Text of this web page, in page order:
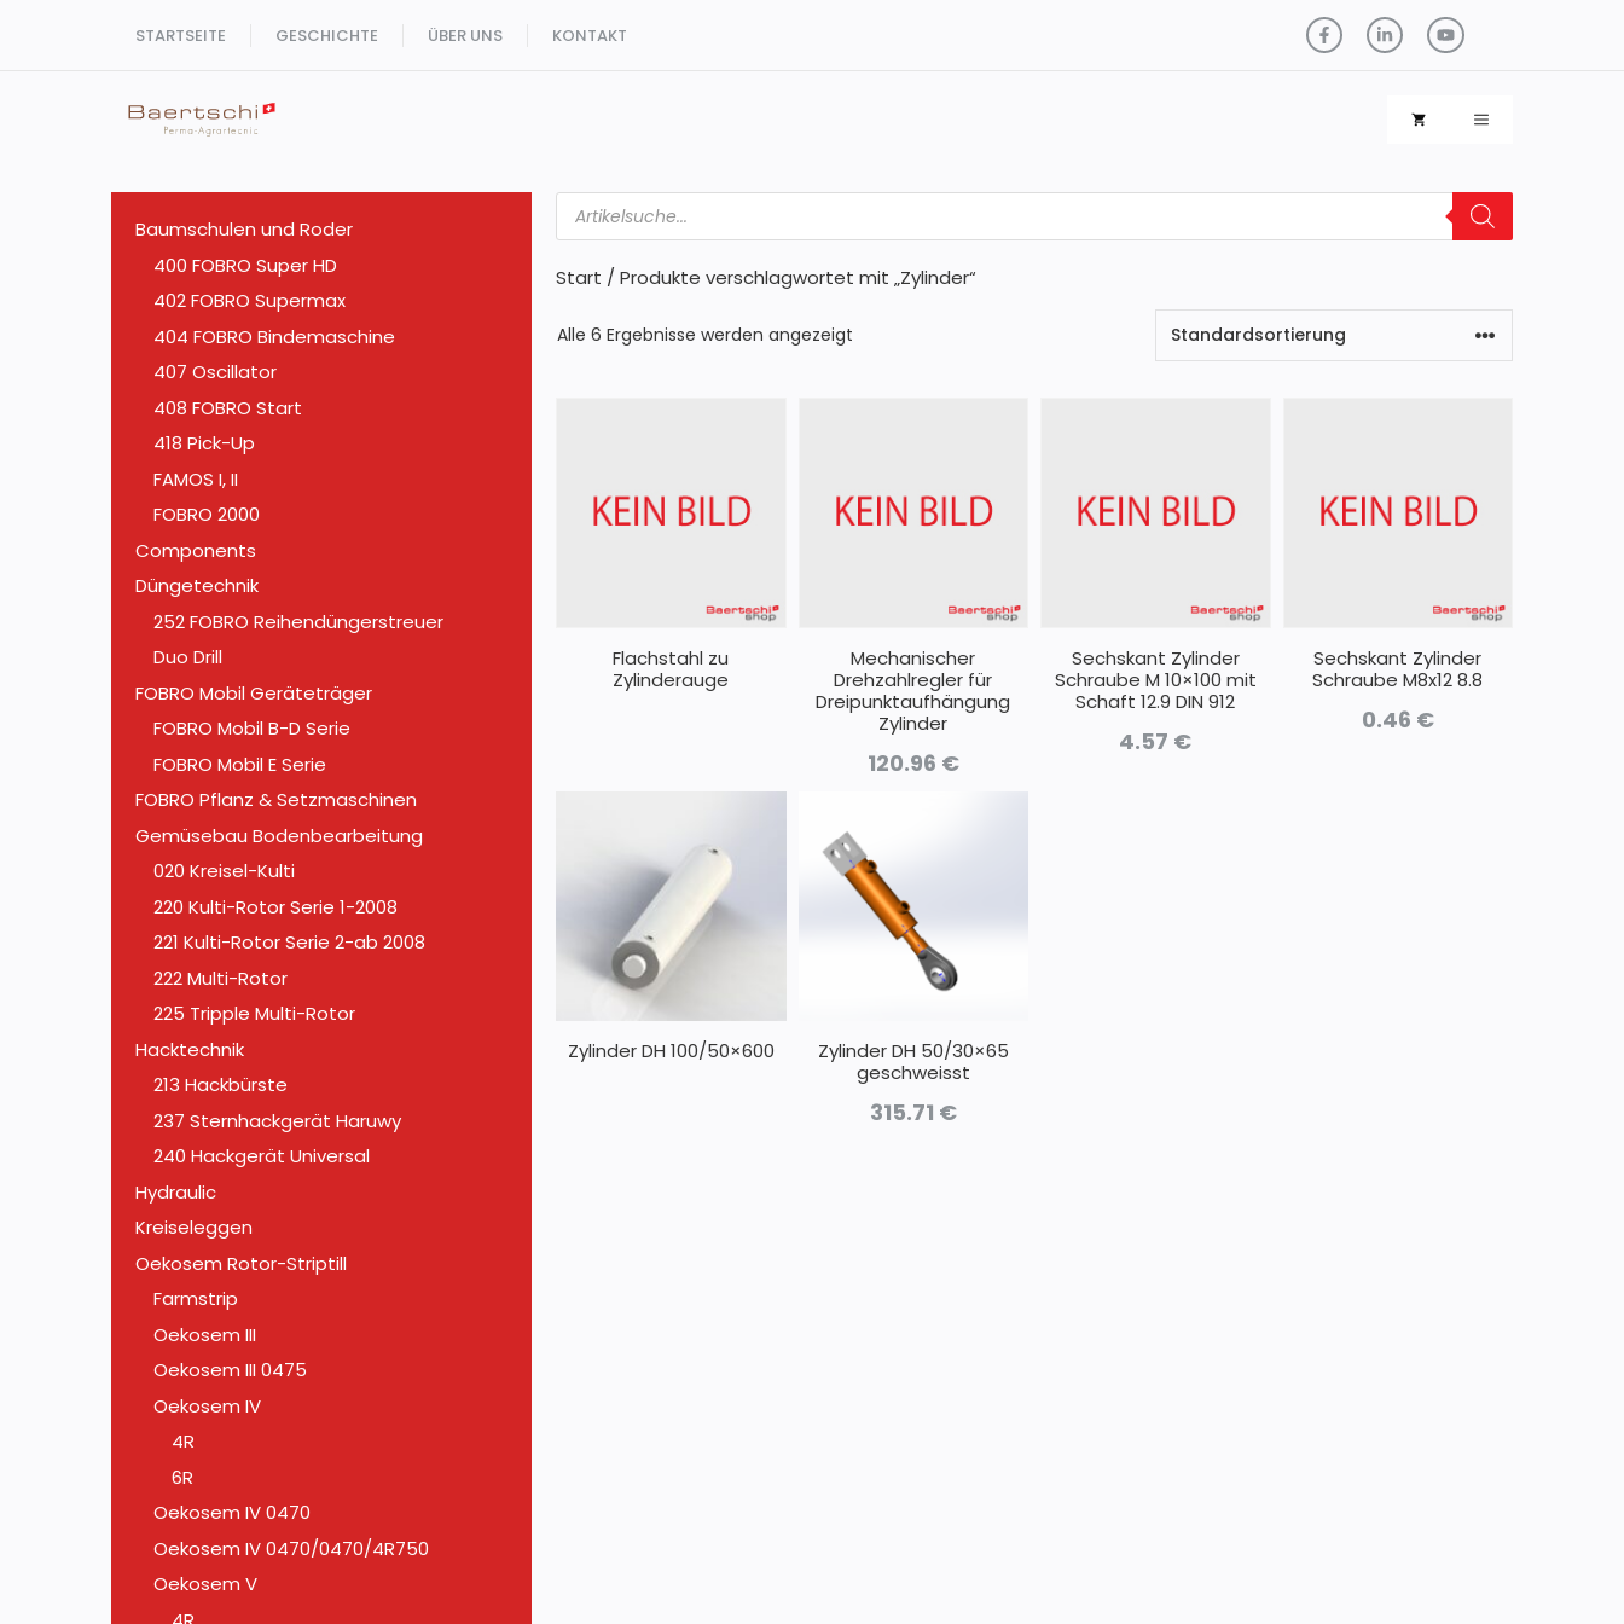
STARTSEITE GESCHICHTE ÜBER UNS KONTAKT
Products
search
Start / Produkte verschlagwortet mit „Zylinder“
Alle 6 Ergebnisse werden angezeigt
Flachstahl zu
Zylinderauge
Mechanischer
Drehzahlregler für
Dreipunktaufhängung
Zylinder
120.96 €
Sechskant Zylinder
Schraube M 10×100 mit
Schaft 12.9 DIN 912
4.57 €
Sechskant Zylinder
Schraube M8x12 8.8
0.46 €
Zylinder DH 100/50×600
Zylinder DH 50/30×65
geschweisst
315.71 €
Baumschulen und Roder
400 FOBRO Super HD
402 FOBRO Supermax
404 FOBRO Bindemaschine
407 Oscillator
408 FOBRO Start
418 Pick-Up
FAMOS I, II
FOBRO 2000
Components
Düngetechnik
252 FOBRO Reihendüngerstreuer
Duo Drill
FOBRO Mobil Geräteträger
FOBRO Mobil B-D Serie
FOBRO Mobil E Serie
FOBRO Pflanz & Setzmaschinen
Gemüsebau Bodenbearbeitung
020 Kreisel-Kulti
220 Kulti-Rotor Serie 1-2008
221 Kulti-Rotor Serie 2-ab 2008
222 Multi-Rotor
225 Tripple Multi-Rotor
Hacktechnik
213 Hackbürste
237 Sternhackgerät Haruwy
240 Hackgerät Universal
Hydraulic
Kreiseleggen
Oekosem Rotor-Striptill
Farmstrip
Oekosem III
Oekosem III 0475
Oekosem IV
4R
6R
Oekosem IV 0470
Oekosem IV 0470/0470/4R750
Oekosem V